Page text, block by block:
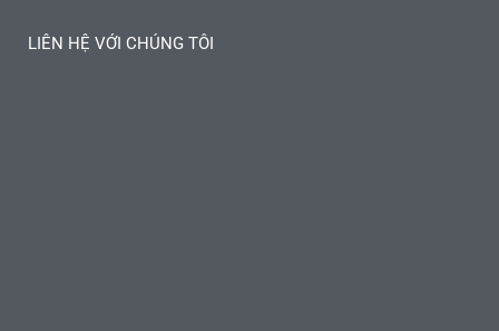
LIÊN HỆ VỚI CHÚNG TÔI